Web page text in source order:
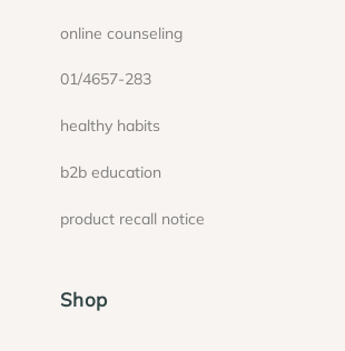
online counseling
01/4657-283
healthy habits
b2b education
product recall notice
Shop